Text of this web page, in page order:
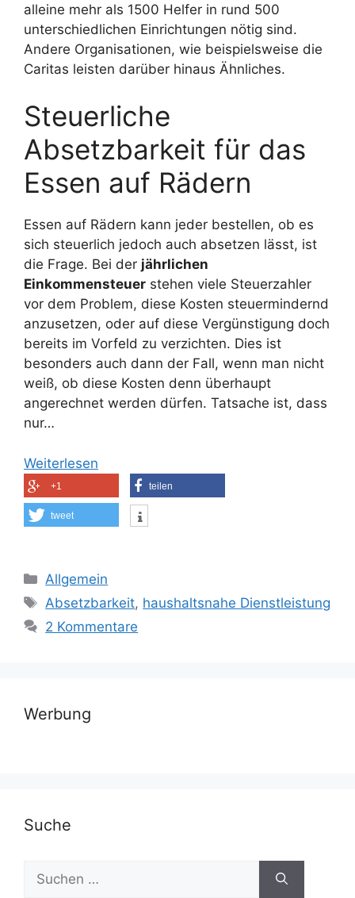
alleine mehr als 1500 Helfer in rund 500
unterschiedlichen Einrichtungen nötig sind.
Andere Organisationen, wie beispielsweise die
Caritas leisten darüber hinaus Ähnliches.
Steuerliche
Absetzbarkeit für das
Essen auf Rädern
Essen auf Rädern kann jeder bestellen, ob es
sich steuerlich jedoch auch absetzen lässt, ist
die Frage. Bei der jährlichen
Einkommensteuer stehen viele Steuerzahler
vor dem Problem, diese Kosten steuermindernd
anzusetzen, oder auf diese Vergünstigung doch
bereits im Vorfeld zu verzichten. Dies ist
besonders auch dann der Fall, wenn man nicht
weiß, ob diese Kosten denn überhaupt
angerechnet werden dürfen. Tatsache ist, dass
nur…
Weiterlesen
+1 teilen
tweet
Kategorien
Allgemein
Schlagwörter
Absetzbarkeit, haushaltsnahe Dienstleistung
2 Kommentare
Werbung
Suche
nach: